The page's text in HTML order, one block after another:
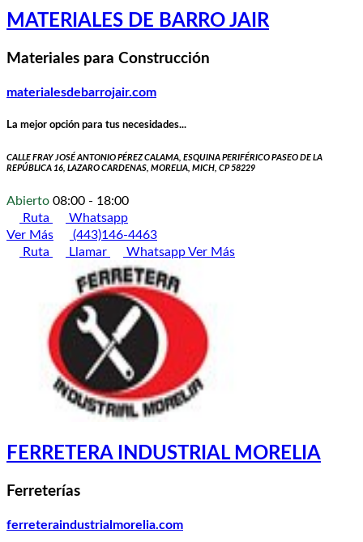
MATERIALES DE BARRO JAIR
Materiales para Construcción
materialesdebarrojair.com
La mejor opción para tus necesidades...
CALLE FRAY JOSÉ ANTONIO PÉREZ CALAMA, ESQUINA PERIFÉRICO PASEO DE LA
REPÚBLICA 16, LAZARO CARDENAS, MORELIA, MICH, CP 58229
Abierto 08:00 - 18:00
Ruta
Whatsapp
Ver Más
(443)146-4463
Ruta
Llamar WhatsappVer Más
FERRETERA INDUSTRIAL MORELIA
Ferreterías
ferreteraindustrialmorelia.com